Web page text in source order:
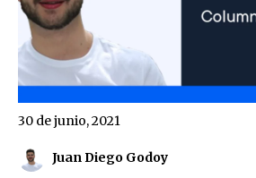
Juan Diego Godoy
30 de junio, 2021